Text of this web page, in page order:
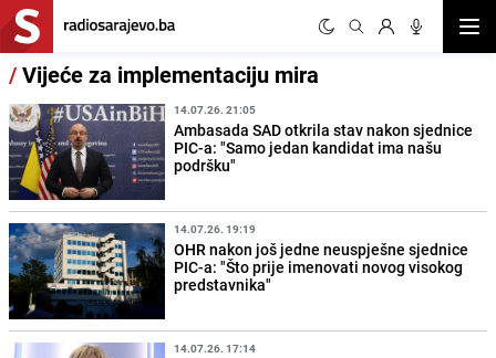
/Vijeće za implementaciju mira
14.07.26. 21:05
Ambasada SAD otkrila stav nakon sjednice
PIC-a: "Samo jedan kandidat ima našu
podršku"
14.07.26. 19:19
OHR nakon još jedne neuspješne sjednice
PIC-a: "Što prije imenovati novog visokog
predstavnika"
14.07.26. 17:14